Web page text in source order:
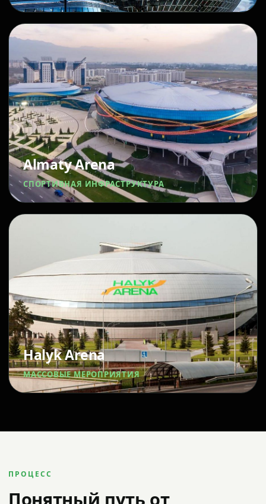
Almaty Arena
СПОРТИВНАЯ ИНФРАСТРУКТУРА
Halyk Arena
МАССОВЫЕ МЕРОПРИЯТИЯ
ПРОЦЕСС
Понятный путь от